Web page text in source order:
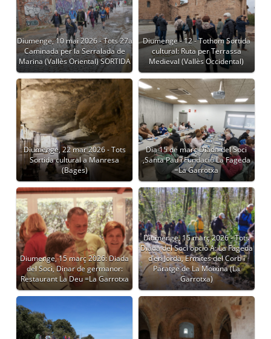
Diumenge, 10 mai 2026 - Tots 27a
Caminada per la Serralada de
Marina (Vallès Oriental) SORTIDA
Diumenge - 12 - Tothom Sortida
cultural: Ruta per Terrassa
Medieval (Vallès Occidental)
Diumenge, 22 mar 2026 - Tots
Sortida cultural a Manresa
(Bages)
Dia 15 de març Diada del Soci
,Santa Pau i Fundació La Fageda
=La Garrotxa
Diumenge, 15 març 2026: Diada
del Soci, Dinar de germanor:
Restaurant La Deu =La Garrotxa
Diumenge, 15 març 2026 - Tots
Diada del Soci opció A: La Fageda
d’en Jordà, Ermites del Corb i
Paratge de La Moixina (La
Garrotxa)